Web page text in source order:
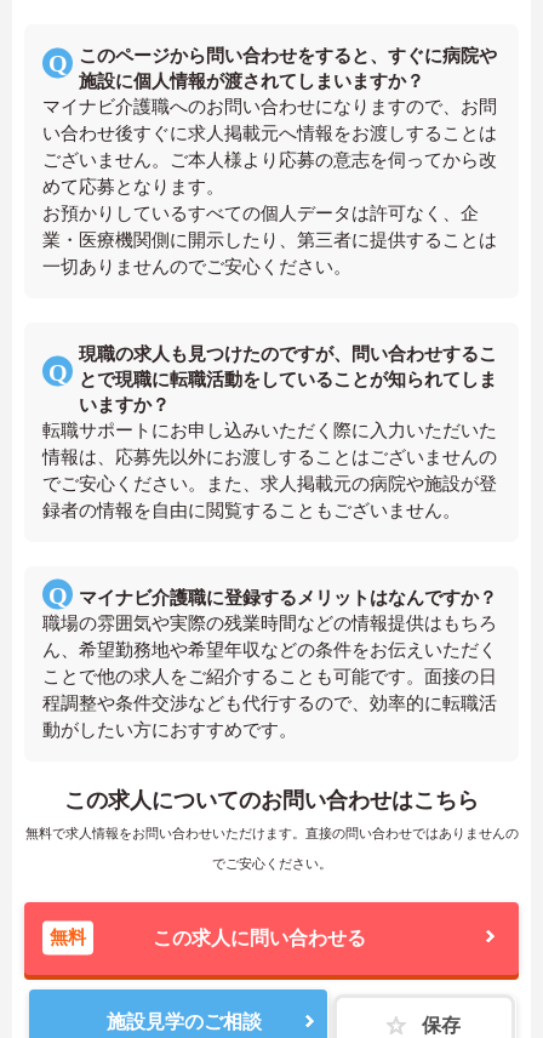
このページから問い合わせをすると、すぐに病院や
施設に個人情報が渡されてしまいますか？
マイナビ介護職へのお問い合わせになりますので、お問
い合わせ後すぐに求人掲載元へ情報をお渡しすることは
ございません。ご本人様より応募の意志を伺ってから改
めて応募となります。
お預かりしているすべての個人データは許可なく、企
業・医療機関側に開示したり、第三者に提供することは
一切ありませんのでご安心ください。
現職の求人も見つけたのですが、問い合わせするこ
とで現職に転職活動をしていることが知られてしま
いますか？
転職サポートにお申し込みいただく際に入力いただいた
情報は、応募先以外にお渡しすることはございませんの
でご安心ください。また、求人掲載元の病院や施設が登
録者の情報を自由に閲覧することもございません。
マイナビ介護職に登録するメリットはなんですか？
職場の雰囲気や実際の残業時間などの情報提供はもちろ
ん、希望勤務地や希望年収などの条件をお伝えいただく
ことで他の求人をご紹介することも可能です。面接の日
程調整や条件交渉なども代行するので、効率的に転職活
動がしたい方におすすめです。
この求人についてのお問い合わせはこちら
無料で求人情報をお問い合わせいただけます。直接の問い合わせではありませんの
でご安心ください。
無料 この求人に問い合わせる
施設見学のご相談 保存